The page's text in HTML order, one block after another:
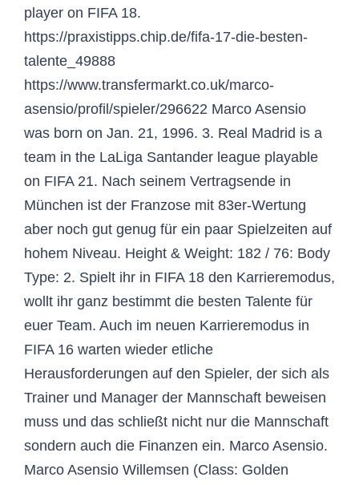
player on FIFA 18.
https://praxistipps.chip.de/fifa-17-die-besten-
talente_49888
https://www.transfermarkt.co.uk/marco-
asensio/profil/spieler/296622 Marco Asensio
was born on Jan. 21, 1996. 3. Real Madrid is a
team in the LaLiga Santander league playable
on FIFA 21. Nach seinem Vertragsende in
München ist der Franzose mit 83er-Wertung
aber noch gut genug für ein paar Spielzeiten auf
hohem Niveau. Height & Weight: 182 / 76: Body
Type: 2. Spielt ihr in FIFA 18 den Karrieremodus,
wollt ihr ganz bestimmt die besten Talente für
euer Team. Auch im neuen Karrieremodus in
FIFA 16 warten wieder etliche
Herausforderungen auf den Spieler, der sich als
Trainer und Manager der Mannschaft beweisen
muss und das schließt nicht nur die Mannschaft
sondern auch die Finanzen ein. Marco Asensio.
Marco Asensio Willemsen (Class: Golden